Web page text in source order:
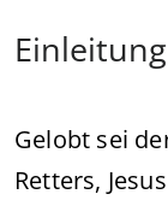
Einleitung
Gelobt sei
Retters,